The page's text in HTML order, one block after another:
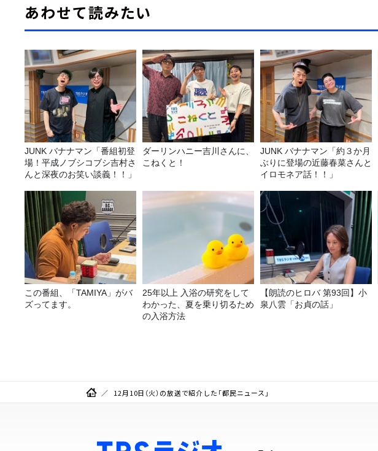
あわせて読みたい
JUNK バナナマン「番組初登
場！平成ノブシコブシ吉村さ
んと深夜のお笑い談義！！」
ダーリンハニー吉川さんに、
こねくと！
JUNK バナナマン「約３か月
ぶりに登場の近藤春菜さんと
イロモネア話！！」
この番組、「TAMIYA」がバ
ズってます。
25年以上 入浴の研究をして
わかった、夏を乗り切るため
の入浴方法
【朗読のヒロバ 第93回】小
泉八雲「お貞の話」
12月10日（火）の放送で紹介した「都民ニュース」